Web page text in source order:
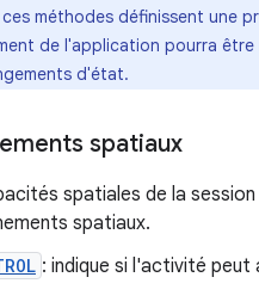
méthodes définissent une
de l'application pourra
d'état.
spatiaux
spatiales de la
spatiaux.
: indique si l'activité